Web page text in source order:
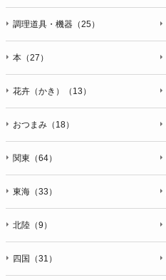
調理道具・機器（25）
本（27）
花卉（かき）（13）
おつまみ（18）
関東（64）
東海（33）
北陸（9）
四国（31）